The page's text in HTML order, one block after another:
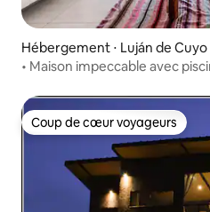
Hébergement ⋅ Luján de Cuyo
• Maison impeccable avec
Coup de cœur voyageurs
Coup de cœur voyageurs